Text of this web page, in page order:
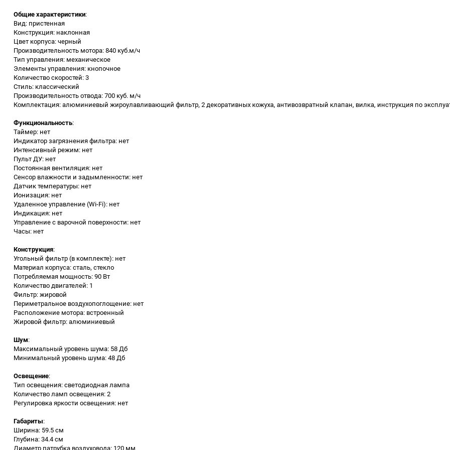
Заточные станки (точила)
Дровоколы
Грузоподъемное
оборудование
Гидроаккумуляторы и
Вытяжная вентиляция
Вибротехника
Бетономешалки
Бензоинструмент
Аккумуляторный
Общие характеристики:
Вид: пристенная
Конструкция: наклонная
Цвет корпуса: черный
Производительность мотора: 840 куб.м/ч
Тип управления: механическое
Элементы управления: кнопочное
Количество скоростей: 3
Стиль: классический
Производительность отвода: 700 куб. м/ч
Комплектация: алюминиевый жироулавливающий фильтр, 2 декоративных кожуха, антивозвратный клапан, вилка, инструкция по
Функциональность:
Таймер: нет
Индикатор загрязнения фильтра: нет
Интенсивный режим: нет
Пульт ДУ: нет
Постоянная вентиляция: нет
Сенсор влажности и задымленности: нет
Датчик температуры: нет
Ионизация: нет
Удаленное управление (Wi-Fi): нет
Индикация: нет
Управление с варочной поверхности: нет
Часы: нет
Конструкция:
Угольный фильтр (в комплекте): нет
Материал корпуса: сталь, стекло
Потребляемая мощность: 90 Вт
Количество двигателей: 1
Фильтр: жировой
Периметральное воздухопоглощение: нет
Расположение мотора: встроенный
Жировой фильтр: алюминиевый
Шум:
Максимальный уровень шума: 58 Дб
Минимальный уровень шума: 48 Дб
Освещение:
Тип освещения: светодиодная лампа
Количество ламп освещения: 2
Регулировка яркости освещения: нет
Габариты:
Ширина: 59.5 см
Глубина: 34.4 см
Диаметр патрубка воздуховода: 120 мм